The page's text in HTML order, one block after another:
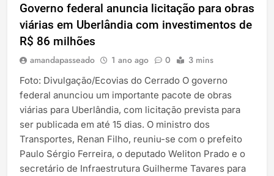
Governo federal anuncia licitação para obras
viárias em Uberlândia com investimentos de
R$ 86 milhões
amandapasseado 1 ano ago 0 3 mins
Foto: Divulgação/Ecovias do Cerrado O governo
federal anunciou um importante pacote de obras
viárias para Uberlândia, com licitação prevista para
ser publicada em até 15 dias. O ministro dos
Transportes, Renan Filho, reuniu-se com o prefeito
Paulo Sérgio Ferreira, o deputado Weliton Prado e o
secretário de Infraestrutura Guilherme Tavares para